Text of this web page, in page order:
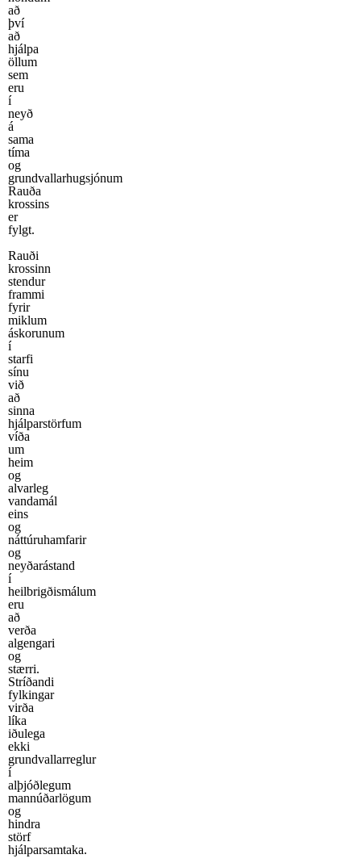
að
því
að
hjálpa
öllum
sem
eru
í
neyð
á
sama
tíma
og
grundvallarhugsjónum
Rauða
krossins
er
fylgt.
Rauði
krossinn
stendur
frammi
fyrir
miklum
áskorunum
í
starfi
sínu
við
að
sinna
hjálparstörfum
víða
um
heim
og
alvarleg
vandamál
eins
og
náttúruhamfarir
og
neyðarástand
í
heilbrigðismálum
eru
að
verða
algengari
og
stærri.
Stríðandi
fylkingar
virða
líka
iðulega
ekki
grundvallarreglur
í
alþjóðlegum
mannúðarlögum
og
hindra
störf
hjálparsamtaka.